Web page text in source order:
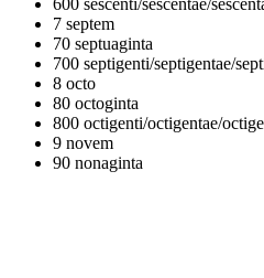
7 septem
70 septuaginta
700 septigenti/septigentae/
8 octo
80 octoginta
800 octigenti/octigentae/
9 novem
90 nonaginta